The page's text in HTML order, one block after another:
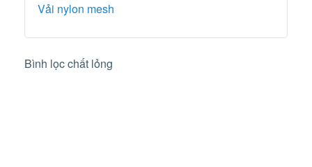
Vải nylon mesh
Bình lọc chất lỏng